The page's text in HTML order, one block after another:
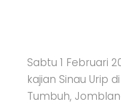
Sabtu 1 Februari
kajian Sinau Urip
Tumbuh,